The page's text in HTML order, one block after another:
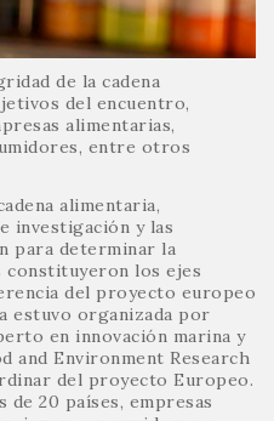
de la cadena
del encuentro,
alimentarias,
entre otros
alimentaria,
investigación y las
para determinar la
constituyeron los ejes
del proyecto europeo
estuvo organizada por
en innovación marina y
and Environment Research
del proyecto Europeo.
de 20 países, empresas